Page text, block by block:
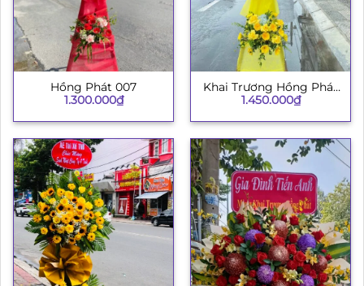
Hồng Phát 007
1.300.000₫
Khai Trương Hồng Phát
003
1.450.000₫